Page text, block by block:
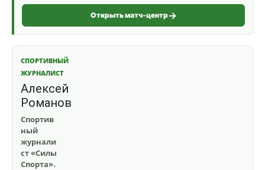
Открыть матч-центр
СПОРТИВНЫЙ
ЖУРНАЛИСТ
Алексей
Романов
Спортив
ный
журнали
ст «Силы
Спорта».